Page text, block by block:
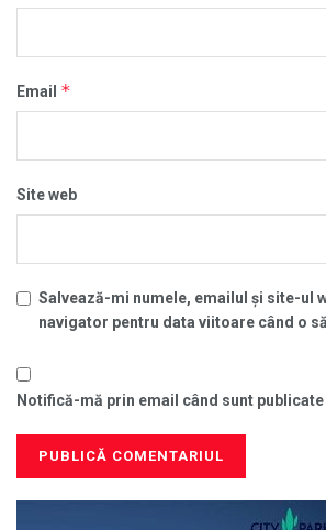
Email *
Site web
Salvează-mi numele, emailul și site-ul
navigator pentru data viitoare când o
Notifică-mă prin email când sunt